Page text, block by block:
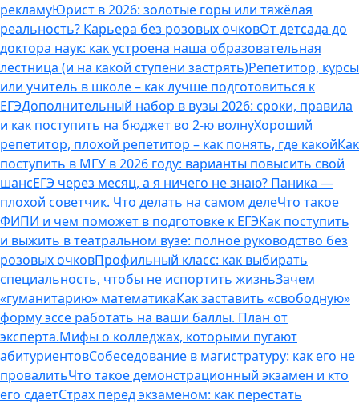
рекламуЮрист в 2026: золотые горы или тяжёлая
реальность? Карьера без розовых очковОт детсада до
доктора наук: как устроена наша образовательная
лестница (и на какой ступени застрять)Репетитор, курсы
или учитель в школе – как лучше подготовиться к
ЕГЭДополнительный набор в вузы 2026: сроки, правила
и как поступить на бюджет во 2‑ю волнуХороший
репетитор, плохой репетитор – как понять, где какойКак
поступить в МГУ в 2026 году: варианты повысить свой
шансЕГЭ через месяц, а я ничего не знаю? Паника —
плохой советчик. Что делать на самом делеЧто такое
ФИПИ и чем поможет в подготовке к ЕГЭКак поступить
и выжить в театральном вузе: полное руководство без
розовых очковПрофильный класс: как выбирать
специальность, чтобы не испортить жизньЗачем
«гуманитарию» математикаКак заставить «свободную»
форму эссе работать на ваши баллы. План от
эксперта.Мифы о колледжах, которыми пугают
абитуриентовСобеседование в магистратуру: как его не
провалитьЧто такое демонстрационный экзамен и кто
его сдаетСтрах перед экзаменом: как перестать